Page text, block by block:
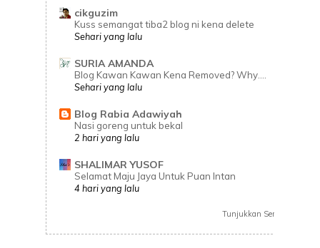
cikguzim
Kuss semangat tiba2 blog ni kena delete
Sehari yang lalu
SURIA AMANDA
Blog Kawan Kawan Kena Removed? Why....
Sehari yang lalu
Blog Rabia Adawiyah
Nasi goreng untuk bekal
2 hari yang lalu
SHALIMAR YUSOF
Selamat Maju Jaya Untuk Puan Intan
4 hari yang lalu
Tunjukkan Semua